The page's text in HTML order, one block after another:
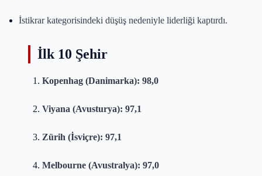
İstikrar kategorisindeki düşüş nedeniyle liderliği kaptırdı.
İlk 10 Şehir
Kopenhag (Danimarka): 98,0
Viyana (Avusturya): 97,1
Zürih (İsviçre): 97,1
Melbourne (Avustralya): 97,0